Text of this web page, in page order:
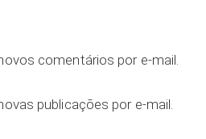
comentários por e-mail.
publicações por e-mail.